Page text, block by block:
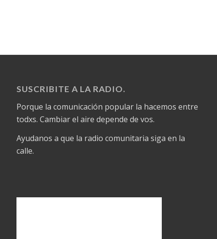
SUSCRIBITE A LA RADIO.
Porque la comunicación popular la hacemos entre
todxs. Cambiar el aire depende de vos.
Ayudanos a que la radio comunitaria siga en la
calle.